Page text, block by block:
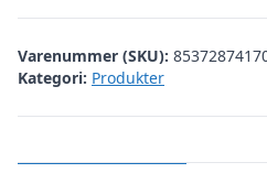
Varenummer (SKU):
Kategori: Produkter